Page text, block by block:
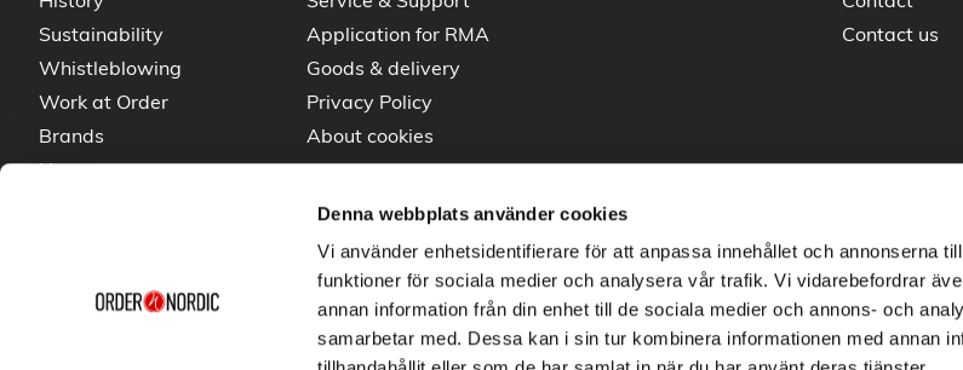
Denna webbplats använder cookies
Vi använder enhetsidentifierare för att anpassa innehållet och annonserna
funktioner för sociala medier och analysera vår trafik. Vi vidarebefordrar
annan information från din enhet till de sociala medier och annons- och
samarbetar med. Dessa kan i sin tur kombinera informationen med annan
Sustainability
Whistleblowing
Work at Order
Brands
News
Application for RMA
Goods & delivery
Privacy Policy
About cookies
Contact us